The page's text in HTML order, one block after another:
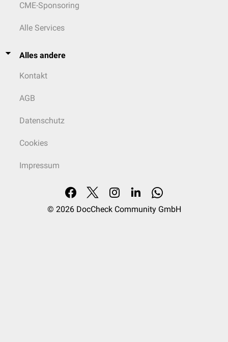
CME-Sponsoring
Alle Services
Alles andere
Kontakt
AGB
Datenschutz
Cookies
Impressum
© 2026 DocCheck Community GmbH